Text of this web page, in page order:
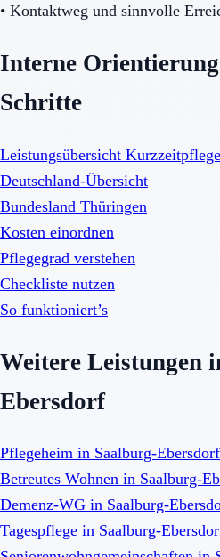
• Kontaktweg und sinnvolle
Interne
Schritte
Leistungsübersicht Kurzzeitpflege
Deutschland-Übersicht
Bundesland Thüringen
Kosten einordnen
Pflegegrad verstehen
Checkliste nutzen
So funktioniert’s
Weitere Leistungen
Ebersdorf
Pflegeheim in Saalburg-Ebersdorf
Betreutes Wohnen in Saalburg-
Demenz-WG in Saalburg-
Tagespflege in Saalburg-